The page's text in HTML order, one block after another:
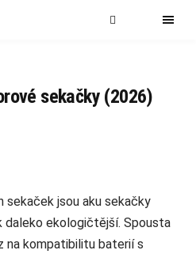
sekačky (2026)
sekaček jsou aku sekačky
daleko ekologičtější. Spousta
na kompatibilitu baterií s